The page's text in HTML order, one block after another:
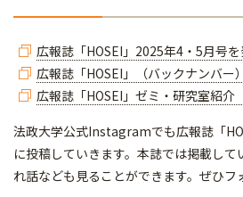
広報誌「HOSEI」2025年4・5月号
広報誌「HOSEI」（バックナンバー）
広報誌「HOSEI」ゼミ・研究室紹介
法政大学公式Instagramでも広報誌「
に投稿していきます。本誌では掲載し
れ話なども見ることができます。ぜひフ